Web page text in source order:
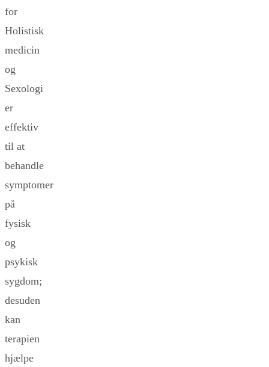
for
Holistisk
medicin
og
Sexologi
er
effektiv
til at
behandle
symptomer
på
fysisk
og
psykisk
sygdom;
desuden
kan
terapien
hjælpe